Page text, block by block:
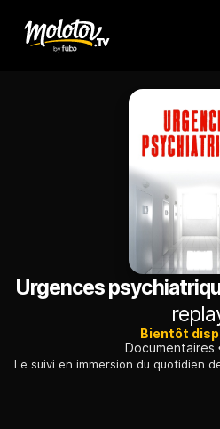
Urgences
Bientôt
Documentaires